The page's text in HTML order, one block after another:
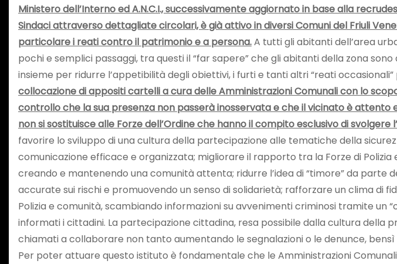
Ministero dell’Interno ed A.N.C.I., successivamente aggiornato in base alla
Sindaci attraverso dettagliate circolari, è già attivo in diversi Comuni del Friuli
particolare i reati contro il patrimonio e a persona.A tutti gli abitanti dell’area
pochi e semplici passaggi, tra questi il “far sapere” che gli abitanti della zona
insieme per ridurre l’appetibilità degli obiettivi, i furti e tanti altri “reati
collocazione di appositi cartelli a cura delle Amministrazioni Comunali con lo
controllo che la sua presenza non passerà inosservata e che il vicinato è attento
non si sostituisce alle Forze dell’Ordine che hanno il compito esclusivo di
favorire lo sviluppo di una cultura della partecipazione alle tematiche della
comunicazione efficace e organizzata; migliorare il rapporto tra la Forze di
creando e mantenendo una comunità attenta; ridurre l’idea di “timore” da
accurate sui rischi e promuovendo un senso di solidarietà; rafforzare un clima di
Polizia e comunità, scambiando informazioni su avvenimenti criminosi tramite
informati i cittadini. La partecipazione cittadina, resa possibile dalla cultura della
chiamati a collaborare non tanto aumentando le segnalazioni o le denunce,
Per poter attuare questo istituto è fondamentale che le Amministrazioni